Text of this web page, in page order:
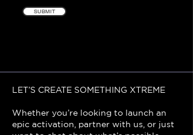
SUBMIT
LET’S CREATE SOMETHING XTREME
Whether you’re looking to launch an
epic activation, partner with us, or just